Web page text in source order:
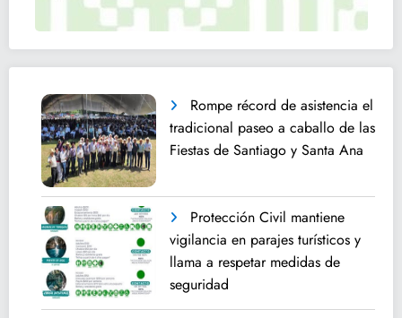
Rompe récord de asistencia el
tradicional paseo a caballo de las
Fiestas de Santiago y Santa Ana
Protección Civil mantiene
vigilancia en parajes turísticos y
llama a respetar medidas de
seguridad